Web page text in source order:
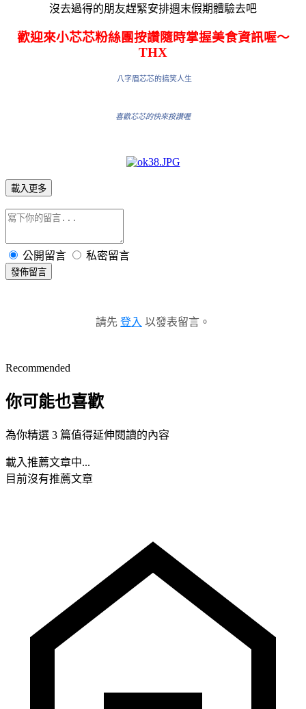
沒去過得的朋友趕緊安排週末假期體驗去吧
歡迎來小芯芯粉絲團按讚隨時掌握美食資訊喔～
THX
八字眉芯芯的搞笑人生
喜歡芯芯的快來按讚喔
載入更多
公開留言 私密留言
發佈留言
請先 登入 以發表留言。
Recommended
你可能也喜歡
為你精選 3 篇值得延伸閱讀的內容
載入推薦文章中...
目前沒有推薦文章